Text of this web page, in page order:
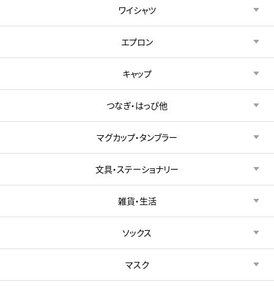
ワイシャツ
エプロン
キャップ
つなぎ・はっぴ他
マグカップ・タンブラー
文具・ステーショナリー
雑貨・生活
ソックス
マスク